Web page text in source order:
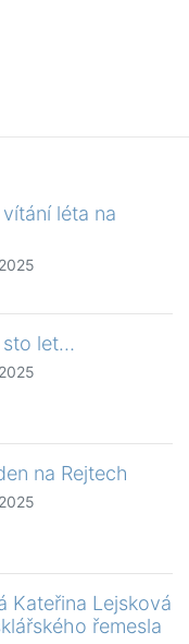
léta na
sto let…
na Rejtech
Kateřina Lejsková
řemesla